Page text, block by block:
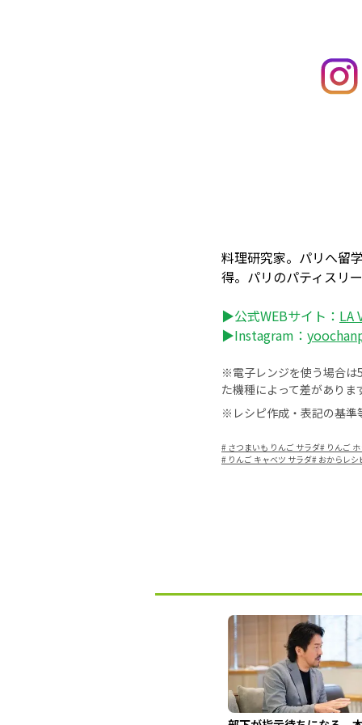
料理研究家。パリへ留
得。パリのパティスリ
▶公式WEBサイト： LA
▶Instagram：
※電子レンジを使う場合は
た機種によって差がありま
※レシピ作成・表記の基準
# さつまいも りんご サラダ# りんご
# りんご キャベツ サラダ# おからレシ